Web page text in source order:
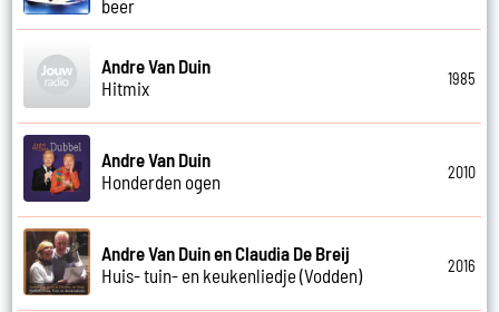
beer
Andre Van Duin
Hitmix
1985
Andre Van Duin
Honderden ogen
2010
Andre Van Duin en Claudia De Breij
Huis- tuin- en keukenliedje (Vodden)
2016